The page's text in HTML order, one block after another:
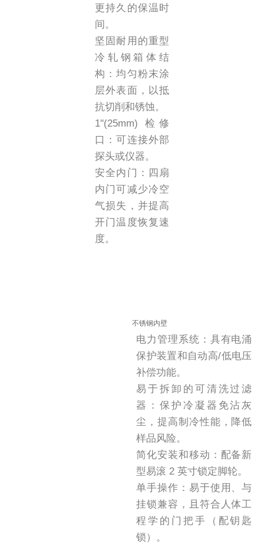
更持久的保温时
间。
坚固耐用的重型
冷轧钢箱体结
构：均匀粉末涂
层外表面，以抵
抗切削和锈蚀。
1''(25mm) 检修
口：可连接外部
探头或仪器。
安全内门：四扇
内门可减少冷空
气损失，并提高
开门温度恢复速
度。
不锈钢内壁
电力管理系统：具有电涌
保护装置和自动高/低电压
补偿功能。
易于拆卸的可清洗过滤
器：保护冷凝器免沾灰
尘，提高制冷性能，降低
样品风险。
简化安装和移动：配备新
型易滚 2 英寸锁定脚轮。
单手操作：易于使用、与
挂锁兼容，且符合人体工
程学的门把手（配钥匙
锁）。